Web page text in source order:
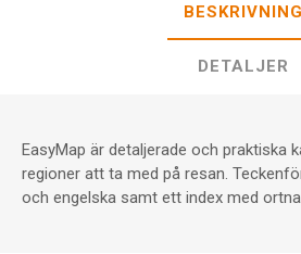
BESKRIVNING
DETALJER
EasyMap är detaljerade och praktiska
regioner att ta med på resan.
och engelska samt ett index med